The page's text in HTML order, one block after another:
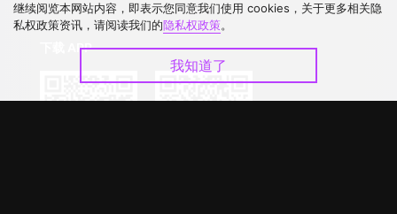
下载 APP
继续阅览本网站内容，即表示您同意我们使用 cookies，关于更多相关隐
私权政策资讯，请阅读我们的隐私权政策。
我知道了